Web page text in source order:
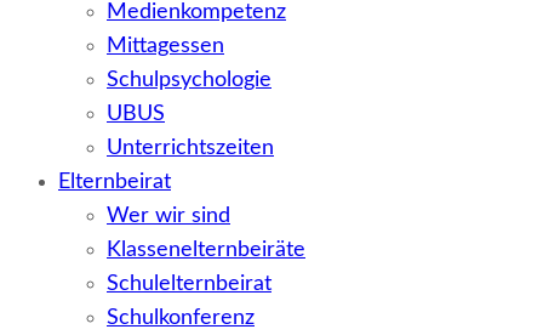
Medienkompetenz
Mittagessen
Schulpsychologie
UBUS
Unterrichtszeiten
Elternbeirat
Wer wir sind
Klassenelternbeiräte
Schulelternbeirat
Schulkonferenz